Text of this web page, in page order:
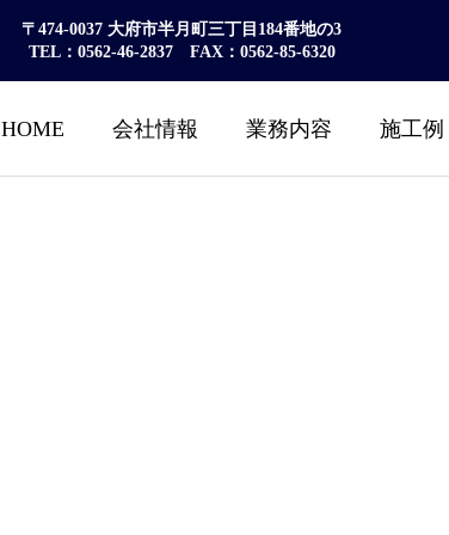
〒474-0037 大府市半月町三丁目184番地の3
TEL：0562-46-2837 FAX：0562-85-6320
HOME 会社情報 業務内容 施工例